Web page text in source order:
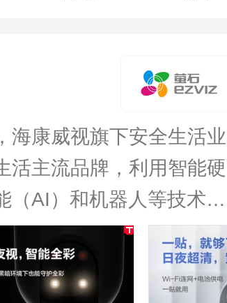
海康威视旗下安全生活业
活主流品牌，利用智能硬
（AI）和机器人等技术，
工作、生活和学习环境，
、便捷和绿色的居住环境
适和愉悦的生活。萤石监